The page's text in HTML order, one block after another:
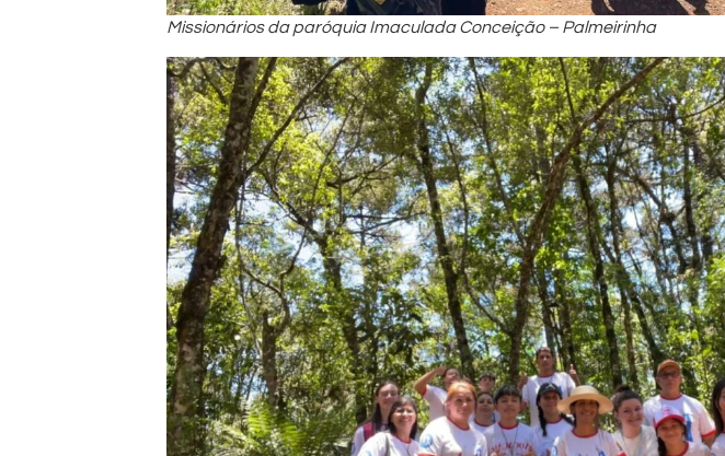
Missionários da paróquia Imaculada Conceição – Palmeirinha